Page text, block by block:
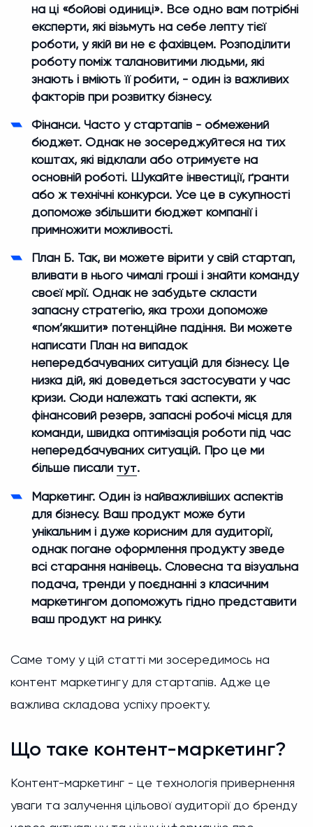
на ці «бойові одиниці». Все одно вам потрібні
експерти, які візьмуть на себе лепту тієї
роботи, у якій ви не є фахівцем. Розподілити
роботу поміж талановитими людьми, які
знають і вміють її робити, - один із важливих
факторів при розвитку бізнесу.
Фінанси. Часто у стартапів - обмежений
бюджет. Однак не зосереджуйтеся на тих
коштах, які відклали або отримуєте на
основній роботі. Шукайте інвестиції, ґранти
або ж технічні конкурси. Усе це в сукупності
допоможе збільшити бюджет компанії і
примножити можливості.
План Б. Так, ви можете вірити у свій стартап,
вливати в нього чималі гроші і знайти команду
своєї мрії. Однак не забудьте скласти
запасну стратегію, яка трохи допоможе
«пом’якшити» потенційне падіння. Ви можете
написати План на випадок
непередбачуваних ситуацій для бізнесу. Це
низка дій, які доведеться застосувати у час
кризи. Сюди належать такі аспекти, як
фінансовий резерв, запасні робочі місця для
команди, швидка оптимізація роботи під час
непередбачуваних ситуацій. Про це ми
більше писали тут.
Маркетинг. Один із найважливіших аспектів
для бізнесу. Ваш продукт може бути
унікальним і дуже корисним для аудиторії,
однак погане оформлення продукту зведе
всі старання нанівець. Словесна та візуальна
подача, тренди у поєднанні з класичним
маркетингом допоможуть гідно представити
ваш продукт на ринку.
Саме тому у цій статті ми зосередимось на
контент маркетингу для стартапів. Адже це
важлива складова успіху проекту.
Що таке контент-маркетинг?
Контент-маркетинг - це технологія привернення
уваги та залучення цільової аудиторії до бренду